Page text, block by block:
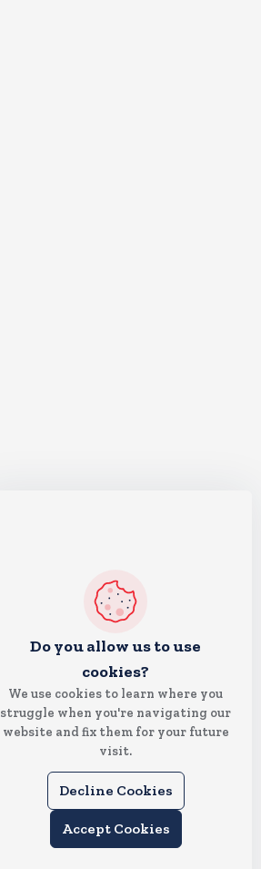
Do you allow us to use
cookies?
We use cookies to learn where you
struggle when you're navigating our
website and fix them for your future
visit.
Decline Cookies
Accept Cookies